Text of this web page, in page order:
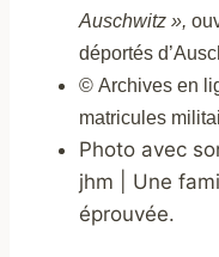
Auschwitz »,
déportés
© Archives en
matricules
Photo avec
jhm | Une
éprouvée.